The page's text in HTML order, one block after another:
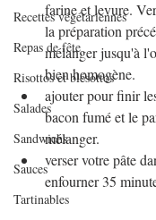
Recettes végétariennes
Repas de fête
Risottos et blésottos
Salades
Sandwichs
Sauces
Tartinables
farine et levure.
la préparation
mélanger jusqu'à
bien homogène.
ajouter pour finir
bacon fumé et le
mélanger.
verser votre pâte
enfourner 35